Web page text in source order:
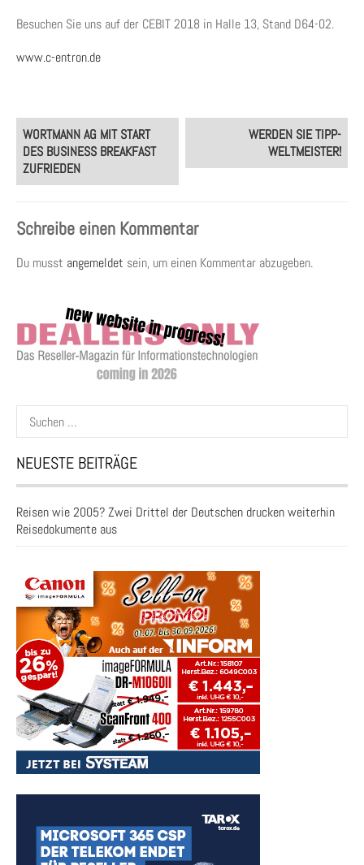
Besuchen Sie uns auf der CEBIT 2018 in Halle 13, Stand D64-02.
www.c-entron.de
Post
navigation
WORTMANN AG MIT START
DES BUSINESS BREAKFAST
ZUFRIEDEN
WERDEN SIE TIPP-
WELTMEISTER!
Schreibe einen Kommentar
Du musst angemeldet sein, um einen Kommentar abzugeben.
Suchen
nach:
NEUESTE BEITRÄGE
Reisen wie 2005? Zwei Drittel der Deutschen drucken weiterhin
Reisedokumente aus